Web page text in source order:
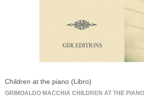
Children at the piano (Libro)
GRIMOALDO MACCHIA CHILDREN AT THE